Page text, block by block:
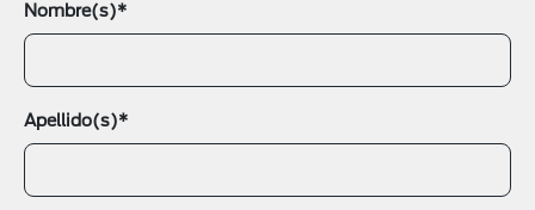
Nombre(s)*
Apellido(s)*